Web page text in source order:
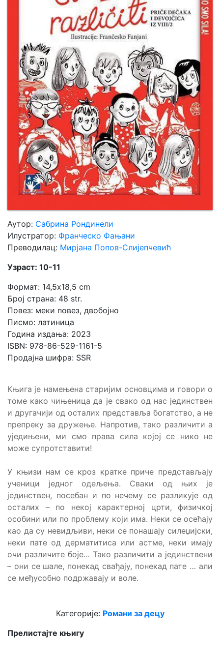
Аутор: Сабрина Рондинели
Илустратор: Франческо Фањани
Преводилац: Мирјана Попов-Слијепчевић
Узраст: 10-11
Формат: 14,5x18,5 cm
Број страна: 48 str.
Повез: меки повез, двобојно
Писмо: латиница
Година издања: 2023
ISBN: 978-86-529-1161-5
Продајна шифра: SSR
Књига је намењена старијим основцима и говори о
томе како чињеница да је свако од нас јединствен
и другачији од осталих представља богатство, а не
препреку за дружење. Напротив, тако различити а
уједињени, ми смо права сила којој се нико не
може супротставити!
У књизи нам се кроз кратке приче представљају
ученици једног одељења. Сваки од њих је
јединствен, посебан и по нечему се разликује од
осталих – по некој карактерној црти, физичкој
особини или по проблему који има. Неки се осећају
као да су невидљиви, неки се понашају силеџијски,
неки пате од дерматитиса или астме, неки имају
очи различите боје… Тако различити а јединствени
– они се шале, понекад свађају, понекад пате … али
се међусобно подржавају и воле.
Категорије: Романи за децу
Прелистајте књигу